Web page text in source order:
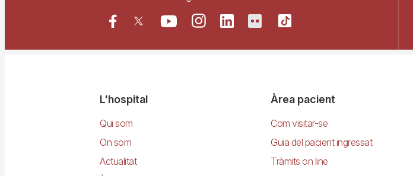
NavegacióL'hospital
Qui som
On som
Actualitat
Àrea pacient
Com visitar-se
Guia del pacient ingressat
Tràmits on line